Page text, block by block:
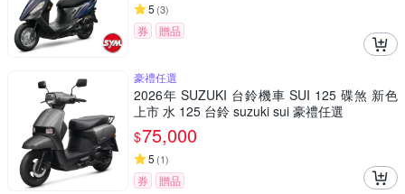
5 (3)
券 贈品
豪禮任選
2026年 SUZUKI 台鈴機車 SUI 125 碟煞 新色
上市 水 125 台鈴 suzuki sui 豪禮任選
$75,000
5 (1)
券 贈品